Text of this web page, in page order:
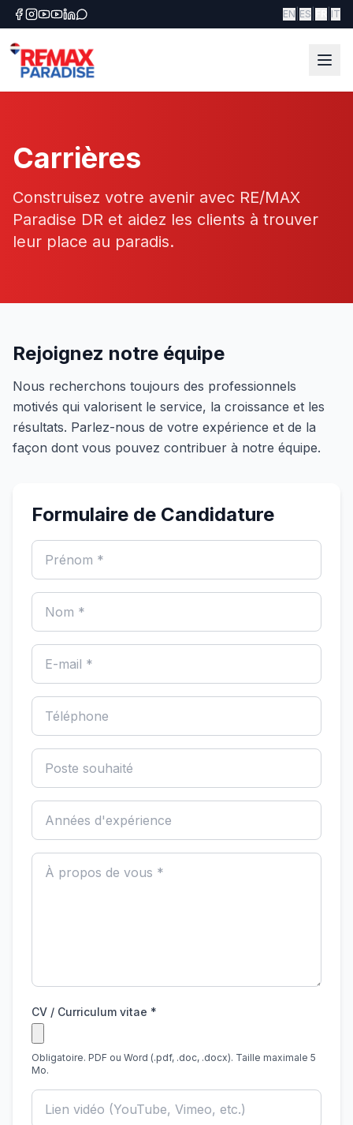
EN ES IT
Carrières
Construisez votre avenir avec RE/MAX
Paradise DR et aidez les clients à trouver
leur place au paradis.
Rejoignez notre équipe
Nous recherchons toujours des professionnels
motivés qui valorisent le service, la croissance et les
résultats. Parlez-nous de votre expérience et de la
façon dont vous pouvez contribuer à notre équipe.
Formulaire de Candidature
CV / Curriculum vitae *
Obligatoire. PDF ou Word (.pdf, .doc, .docx). Taille maximale 5
Mo.